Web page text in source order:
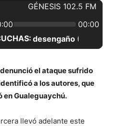
el ataque sufrido
a los autores, que
en Gualeguaychú.
llevó adelante este